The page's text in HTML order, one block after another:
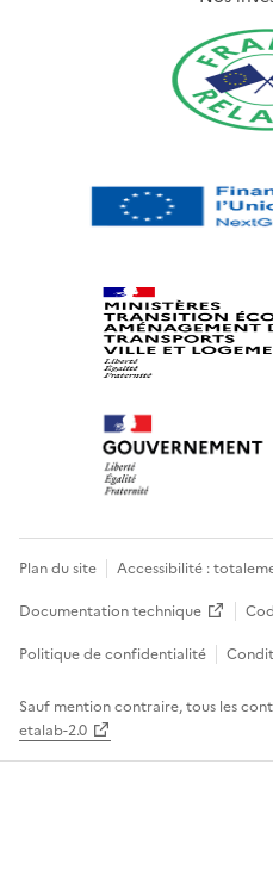
Plan du site Accessibilité :
Documentation technique
Politique de confidentialité
Sauf mention contraire, tous les
etalab-2.0